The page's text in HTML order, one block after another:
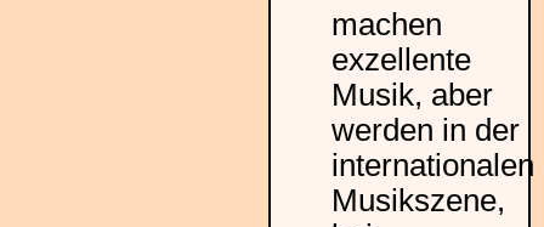
machen
exzellente
Musik, aber
werden in der
internationalen
Musikszene,